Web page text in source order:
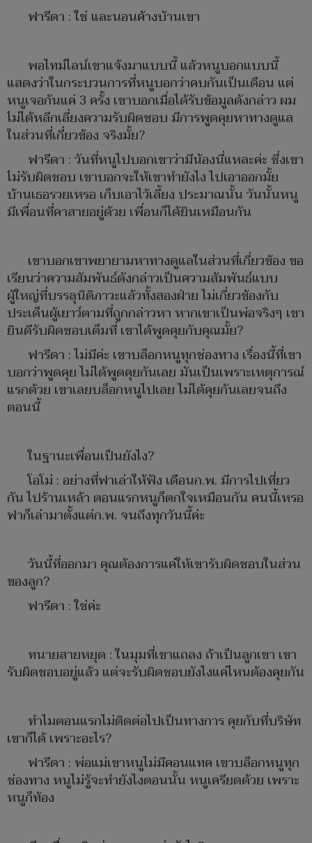
ฟารีดา : ใช่ และนอนค้างบ้านเขา
พอไทม์ไลน์เขาแจ้งมาแบบนี้ แล้วหนูบอกแบบนี้
แสดงว่าในกระบวนการที่หนูบอกว่าคบกันเป็นเดือน แต่
หนูเจอกันแค่ 3 ครั้ง เขาบอกเมื่อได้รับข้อมูลดังกล่าว ผม
ไม่ได้หลีกเลี่ยงความรับผิดชอบ มีการพูดคุยหาทางดูแล
ในส่วนที่เกี่ยวข้อง จริงมั้ย?
ฟารีดา : วันที่หนูไปบอกเขาว่ามีน้องนี่แหละค่ะ ซึ่งเขา
ไม่รับผิดชอบ เขาบอกจะให้เขาทำยังไง ไปเอาออกมั้ย
บ้านเธอรวยเหรอ เก็บเอาไว้เลี้ยง ประมาณนั้น วันนั้นหนู
มีเพื่อนที่คาสายอยู่ด้วย เพื่อนก็ได้ยินเหมือนกัน
เขาบอกเขาพยายามหาทางดูแลในส่วนที่เกี่ยวข้อง ขอ
เรียนว่าความสัมพันธ์ดังกล่าวเป็นความสัมพันธ์แบบ
ผู้ใหญ่ที่บรรลุนิติภาวะแล้วทั้งสองฝ่าย ไม่เกี่ยวข้องกับ
ประเด็นผู้เยาว์ตามที่ถูกกล่าวหา หากเขาเป็นพ่อจริงๆ เขา
ยินดีรับผิดชอบเต็มที่ เขาได้พูดคุยกับคุณมั้ย?
ฟารีดา : ไม่มีค่ะ เขาบล็อกหนูทุกช่องทาง เรื่องนี้ที่เขา
บอกว่าพูดคุย ไม่ได้พูดคุยกันเลย มันเป็นเพราะเหตุการณ์
แรกด้วย เขาเลยบล็อกหนูไปเลย ไม่ได้คุยกันเลยจนถึง
ตอนนี้
ในฐานะเพื่อนเป็นยังไง?
โอโม่ : อย่างที่ฟาเล่าให้ฟัง เดือนก.พ. มีการไปเที่ยว
กัน ไปร้านเหล้า ตอนแรกหนูก็ตกใจเหมือนกัน คนนี้เหรอ
ฟาก็เล่ามาตั้งแต่ก.พ. จนถึงทุกวันนี้ค่ะ
วันนี้ที่ออกมา คุณต้องการแค่ให้เขารับผิดชอบในส่วน
ของลูก?
ฟารีดา : ใช่ค่ะ
ทนายสายหยุด : ในมุมที่เขาแถลง ถ้าเป็นลูกเขา เขา
รับผิดชอบอยู่แล้ว แต่จะรับผิดชอบยังไงแค่ไหนต้องคุยกัน
ทำไมตอนแรกไม่ติดต่อไปเป็นทางการ คุยกับที่บริษัท
เขาก็ได้ เพราะอะไร?
ฟารีดา : พ่อแม่เขาหนูไม่มีคอนแทค เขาบล็อกหนูทุก
ช่องทาง หนูไม่รู้จะทำยังไงตอนนั้น หนูเครียดด้วย เพราะ
หนูก็ท้อง